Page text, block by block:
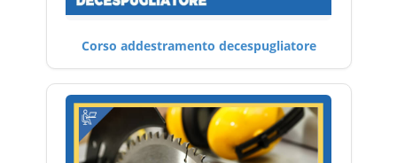
Corso addestramento decespugliatore